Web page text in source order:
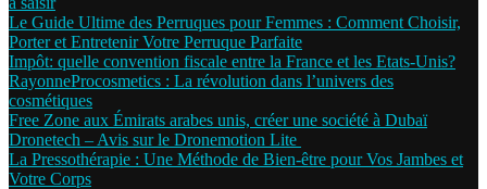
Le Guide Ultime des Perruques pour Femmes : Comment Choisir,
Porter et Entretenir Votre Perruque Parfaite
Impôt: quelle convention fiscale entre la France et les Etats-Unis?
RayonneProcosmetics : La révolution dans l’univers des
cosmétiques
Free Zone aux Émirats arabes unis, créer une société à Dubaï
Dronetech – Avis sur le Dronemotion Lite
La Pressothérapie : Une Méthode de Bien-être pour Vos Jambes et
Votre Corps